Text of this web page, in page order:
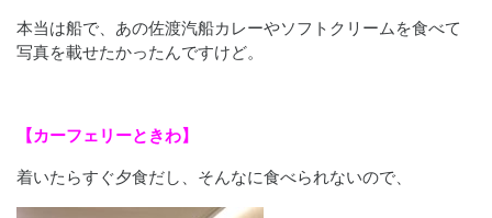
本当は船で、あの佐渡汽船カレーやソフトクリームを食べて
写真を載せたかったんですけど。
【カーフェリーときわ】
着いたらすぐ夕食だし、そんなに食べられないので、